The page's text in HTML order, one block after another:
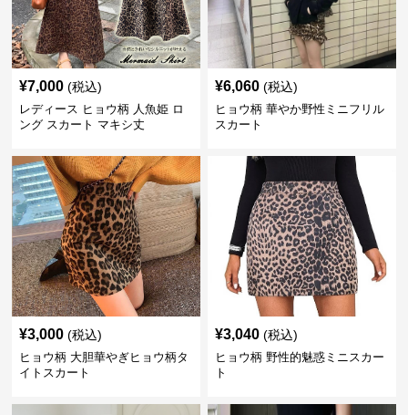
¥7,000 (税込)
レディース ヒョウ柄 人魚姫 ロ
ング スカート マキシ丈
¥6,060 (税込)
ヒョウ柄 華やか野性ミニフリル
スカート
¥3,000 (税込)
ヒョウ柄 大胆華やぎヒョウ柄タ
イトスカート
¥3,040 (税込)
ヒョウ柄 野性的魅惑ミニスカー
ト